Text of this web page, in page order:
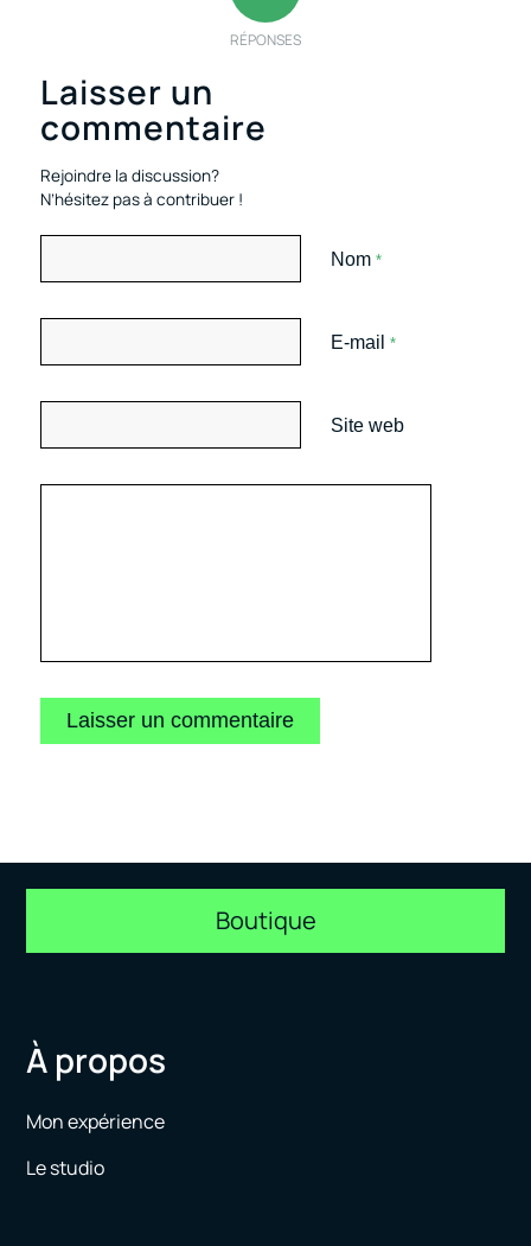
RÉPONSES
Laisser un
commentaire
Rejoindre la discussion?
N’hésitez pas à contribuer !
Nom *
E-mail *
Site web
Boutique
À propos
Mon expérience
Le studio